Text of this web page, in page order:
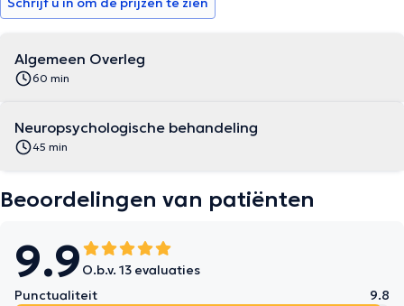
Algemeen Overleg
60 min
Neuropsychologische behandeling
45 min
Beoordelingen van patiënten
9.9 O.b.v. 13 evaluaties
Punctualiteit
9.8